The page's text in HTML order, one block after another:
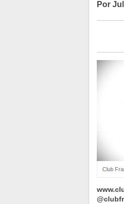
Por
Club